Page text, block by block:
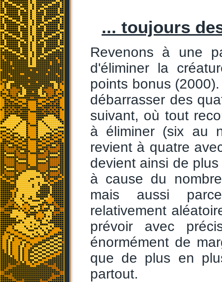
... toujours
Revenons à une
d'éliminer la
points bonus
débarrasser des
suivant, où tout
à éliminer (six au
revient à quatre
devient ainsi de
à cause du
mais aussi
relativement
prévoir avec
énormément de
que de plus en
partout.